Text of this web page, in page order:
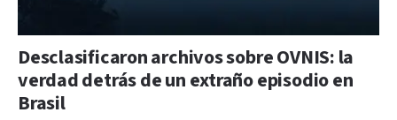
Desclasificaron archivos sobre OVNIS: la
verdad detrás de un extraño episodio en
Brasil